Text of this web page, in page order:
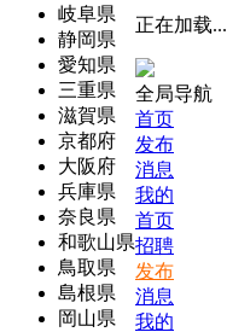
岐阜県
静岡県
愛知県
三重県
滋賀県
京都府
大阪府
兵庫県
奈良県
和歌山県
鳥取県
島根県
岡山県
正在加载...
全局导航
首页
发布
消息
我的
首页
招聘
发布
消息
我的